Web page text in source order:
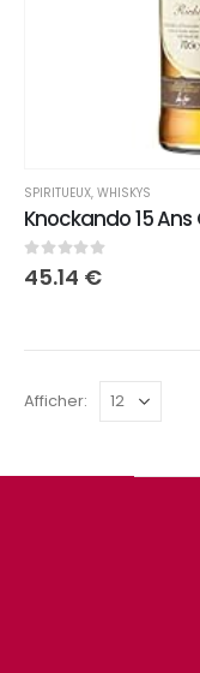
SPIRITUEUX, WHISKYS
0sur 5
45.14 €
Afficher: